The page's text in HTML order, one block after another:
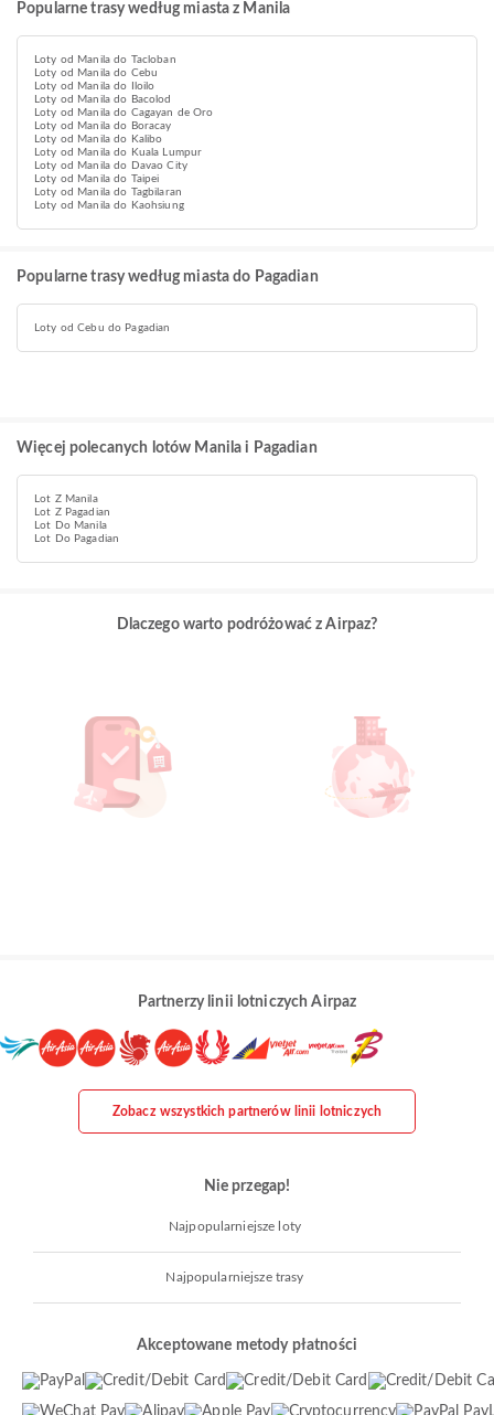
Popularne trasy według miasta z Manila
Loty od Manila do Tacloban
Loty od Manila do Cebu
Loty od Manila do Iloilo
Loty od Manila do Bacolod
Loty od Manila do Cagayan de Oro
Loty od Manila do Boracay
Loty od Manila do Kalibo
Loty od Manila do Kuala Lumpur
Loty od Manila do Davao City
Loty od Manila do Taipei
Loty od Manila do Tagbilaran
Loty od Manila do Kaohsiung
Popularne trasy według miasta do Pagadian
Loty od Cebu do Pagadian
Więcej polecanych lotów Manila i Pagadian
Lot Z Manila
Lot Z Pagadian
Lot Do Manila
Lot Do Pagadian
Dlaczego warto podróżować z Airpaz?
Partnerzy linii lotniczych Airpaz
Zobacz wszystkich partnerów linii lotniczych
Nie przegap!
Najpopularniejsze loty
Najpopularniejsze trasy
Akceptowane metody płatności